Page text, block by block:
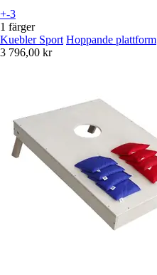
+-3
1 färger
Kuebler Sport Hoppande plattform
3 796,00 kr